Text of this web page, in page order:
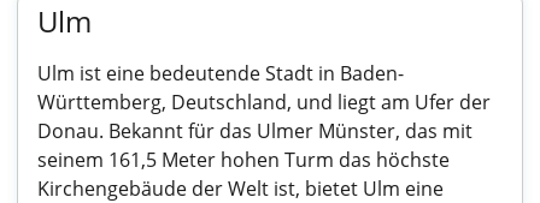
Ulm
Ulm ist eine bedeutende Stadt in Baden-
Württemberg, Deutschland, und liegt am Ufer der
Donau. Bekannt für das Ulmer Münster, das mit
seinem 161,5 Meter hohen Turm das höchste
Kirchengebäude der Welt ist, bietet Ulm eine